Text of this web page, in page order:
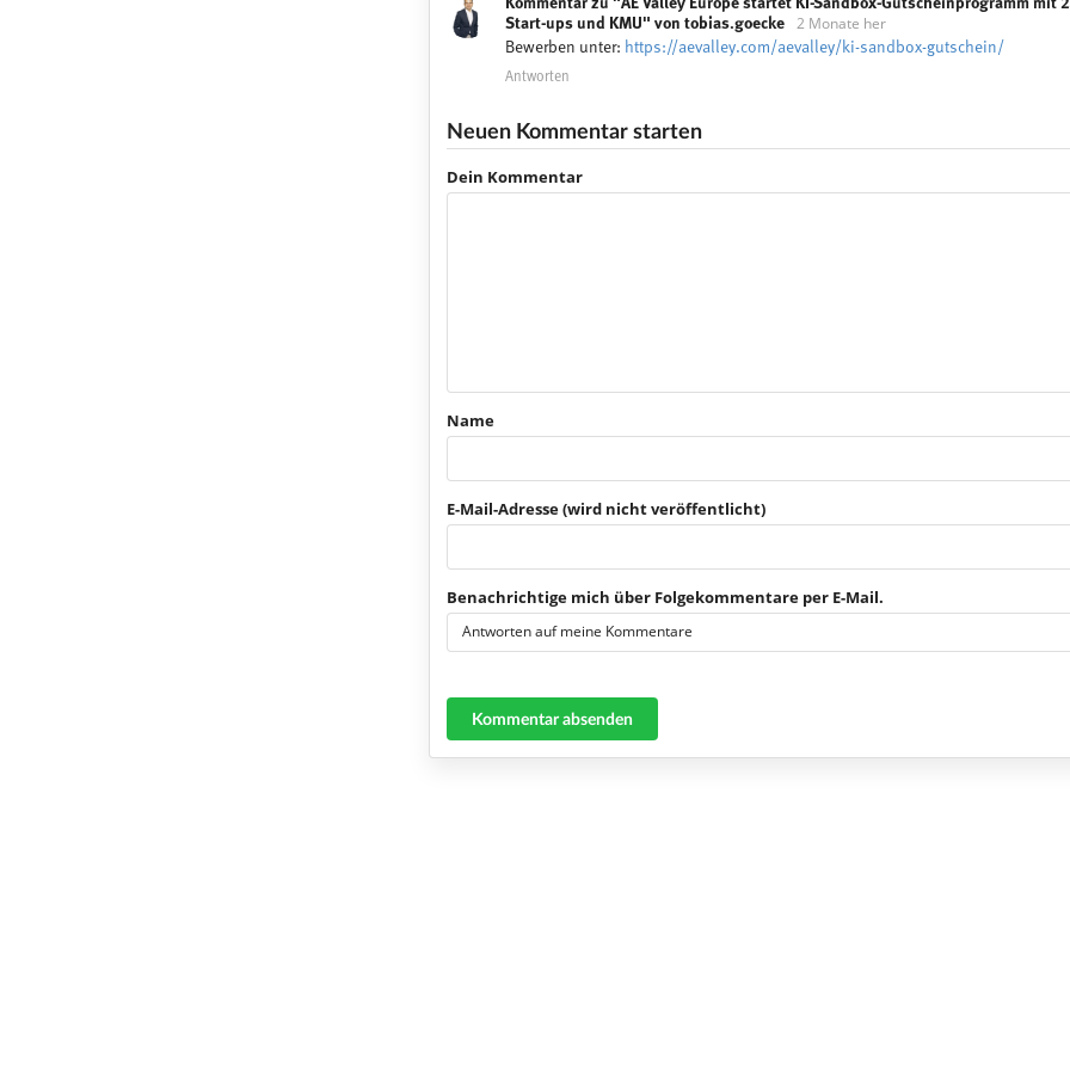
Kommentar zu "AE Valley Europe startet KI-Sandbox-Gutscheinprogramm mit
Start-ups und KMU" von tobias.goecke
2 Monate her
Bewerben unter: https://aevalley.com/aevalley/ki-sandbox-gutschein/
Antworten
Neuen Kommentar starten
Dein Kommentar
Name
E-Mail-Adresse (wird nicht veröffentlicht)
Benachrichtige mich über Folgekommentare per E-Mail.
Antworten auf meine Kommentare
Kommentar absenden